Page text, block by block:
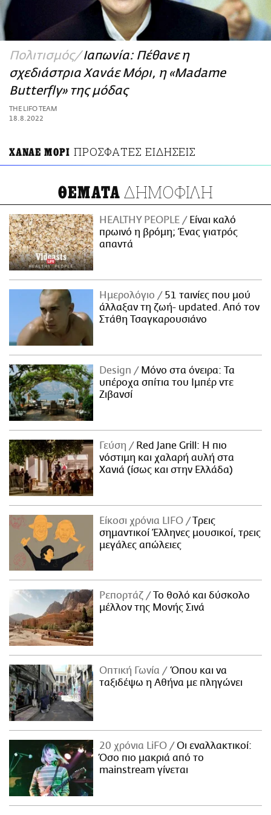
ΑΜΠΑ
PRINT
Πολιτισμός Ιαπωνία: Πέθανε η
σχεδιάστρια Χανάε Μόρι, η «Madame
Butterfly» της μόδας
THE LIFO TEAM
18.8.2022
ΧΑΝΑΕ ΜΟΡΙ ΠΡΟΣΦΑΤΕΣ ΕΙΔΗΣΕΙΣ
ΘΕΜΑΤΑ ΔΗΜΟΦΙΛΗ
HEALTHY PEOPLE
Είναι καλό
πρωινό η βρόμη; Ένας γιατρός
απαντά
Ημερολόγιο
51 ταινίες που μού
άλλαξαν τη ζωή- updated. Aπό τον
Στάθη Τσαγκαρουσιάνο
Design
Μόνο στα όνειρα: Τα
υπέροχα σπίτια του Ιμπέρ ντε
Ζιβανσί
Γεύση
Red Jane Grill: Η πιο
νόστιμη και χαλαρή αυλή στα
Χανιά (ίσως και στην Ελλάδα)
Είκοσι χρόνια LIFO
Tρεις
σημαντικοί Έλληνες μουσικοί, τρεις
μεγάλες απώλειες
Ρεπορτάζ
Το θολό και δύσκολο
μέλλον της Μονής Σινά
Οπτική Γωνία
Όπου και να
ταξιδέψω η Αθήνα με πληγώνει
20 χρόνια LiFO
Οι εναλλακτικοί:
Όσο πιο μακριά από το
mainstream γίνεται